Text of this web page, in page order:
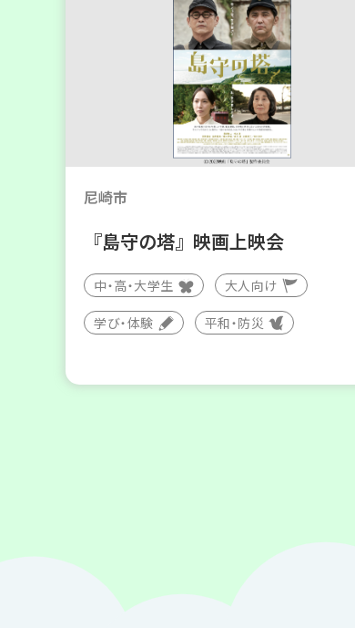
尼崎市
『島守の塔』映画上映会
中・高・大学生 大人向け
学び・体験 平和・防災